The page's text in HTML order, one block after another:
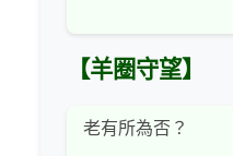
【羊圈守望】
老有所為否？